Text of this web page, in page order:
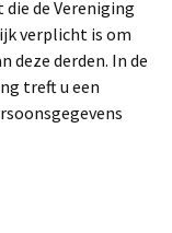
de Vereniging
verplicht is om
deze derden. In de
treft u een